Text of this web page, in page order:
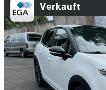
Verkauft